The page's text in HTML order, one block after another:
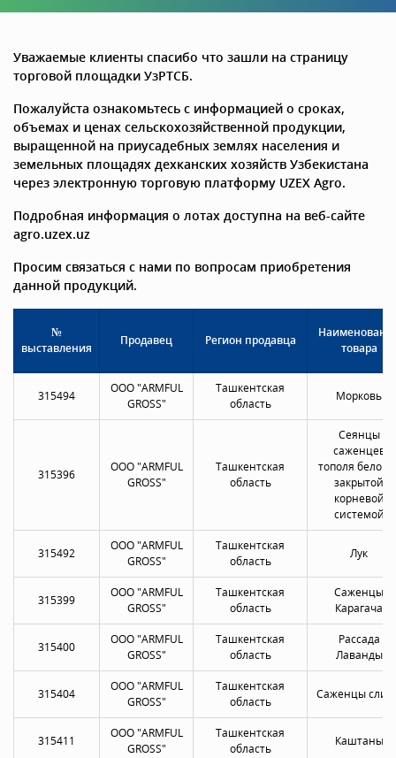
Уважаемые клиенты спасибо что зашли на страницу
торговой площадки УзРТСБ.
Пожалуйста ознакомьтесь с информацией о сроках,
объемах и ценах сельскохозяйственной продукции,
выращенной на приусадебных землях населения и
земельных площадях дехканских хозяйств Узбекистана
через электронную торговую платформу UZEX Agro.
Подробная информация о лотах доступна на веб-сайте
agro.uzex.uz
Просим связаться с нами по вопросам приобретения
данной продукций.
№
выставления
Продавец Регион продавца
товара
315494
OOO "ARMFUL
GROSS"
Ташкентская
область
Морковь
315396
OOO "ARMFUL
GROSS"
Ташкентская
область
Сеянцы
саженцев
тополя белого
закрытой
корневой
системой
315492
OOO "ARMFUL
GROSS"
Ташкентская
область
Лук
315399
OOO "ARMFUL
GROSS"
Ташкентская
область
Саженцы
Карагача
315400
OOO "ARMFUL
GROSS"
Ташкентская
область
Рассада
Лаванды
315404
OOO "ARMFUL
GROSS"
Ташкентская
область
Саженцы
315411
OOO "ARMFUL
GROSS"
Ташкентская
область
Каштаны